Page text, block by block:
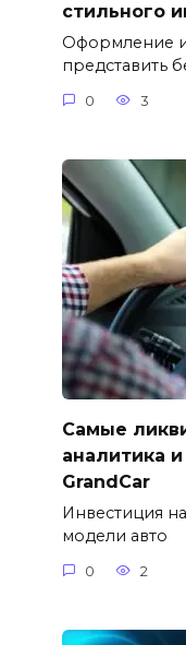
стильного
Оформление
представить
0 3
Самые
аналитика
GrandCar
Инвестиция
модели авто
0 2